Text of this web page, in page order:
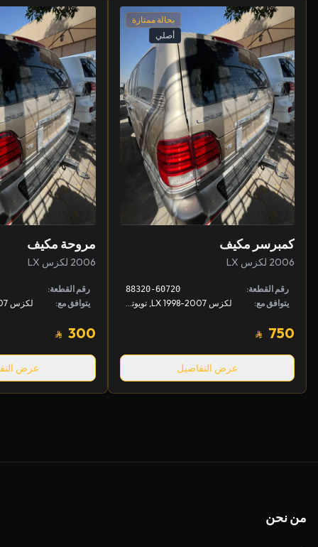
بحالة ممتازة
أصلي
كمبرسر مكيف
2006 لكزس LX
رقم القطعة: 88320-60720
يتوافق مع:
750
عرض التفاصيل
مروحة مكيف
2006 لكزس LX
رقم القطعة:
يتوافق مع:
300
عرض
من نحن